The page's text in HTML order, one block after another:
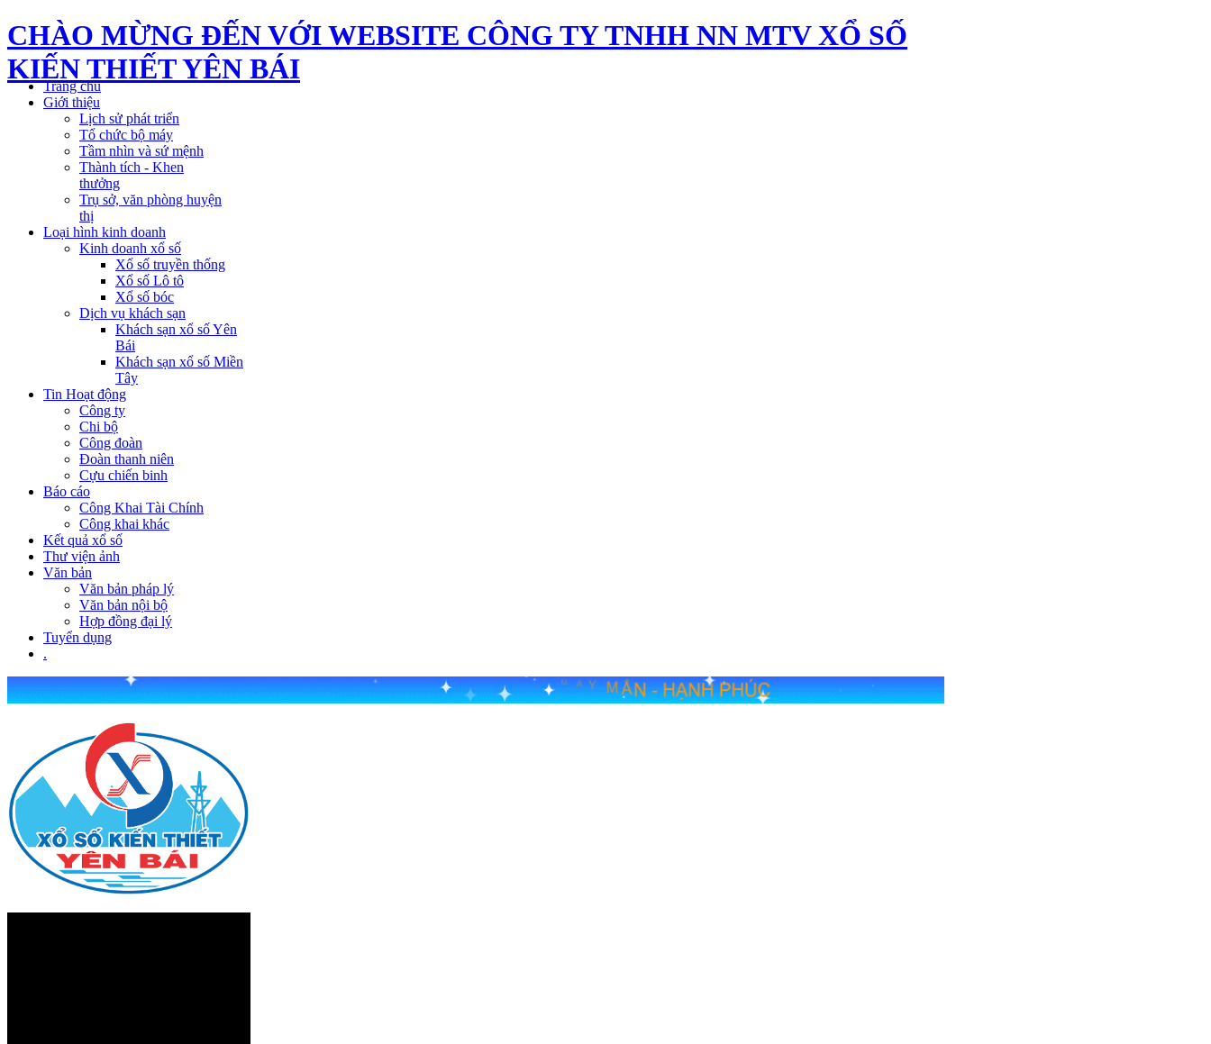
CHÀO MỪNG ĐẾN VỚI WEBSITE CÔNG TY TNHH NN MTV XỔ SỐ
KIẾN THIẾT YÊN BÁI
Trang chủ
Giới thiệu
Lịch sử phát triển
Tổ chức bộ máy
Tầm nhìn và sứ mệnh
Thành tích - Khen
thưởng
Trụ sở, văn phòng huyện
thị
Loại hình kinh doanh
Kinh doanh xổ số
Xổ số truyền thống
Xổ số Lô tô
Xổ số bóc
Dịch vụ khách sạn
Khách sạn xổ số Yên
Bái
Khách sạn xổ số Miền
Tây
Tin Hoạt động
Công ty
Chi bộ
Công đoàn
Đoàn thanh niên
Cựu chiến binh
Báo cáo
Công Khai Tài Chính
Công khai khác
Kết quả xổ số
Thư viện ảnh
Văn bản
Văn bản pháp lý
Văn bản nội bộ
Hợp đồng đại lý
Tuyển dụng
.